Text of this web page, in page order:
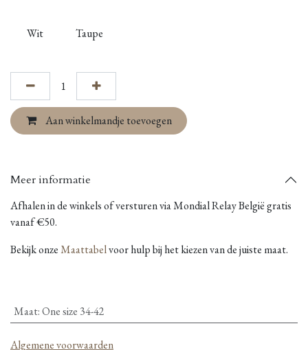
Wit Taupe
Aan winkelmandje toevoegen
Meer informatie
Afhalen in de winkels of versturen via Mondial Relay België gratis
vanaf €50.
Bekijk onzeMaattabelvoor hulp bij het kiezen van de juiste maat.
Maat:One size 34-42
Algemene voorwaarden